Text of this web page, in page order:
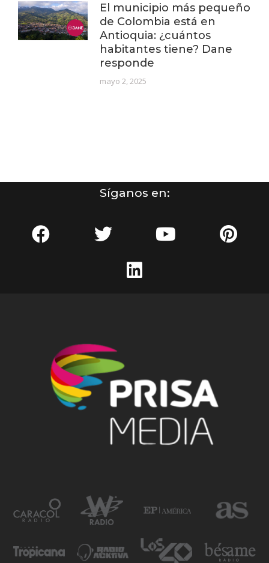
El municipio más pequeño
de Colombia está en
Antioquia: ¿cuántos
habitantes tiene? Dane
responde
mayo 2, 2025
Síganos en: